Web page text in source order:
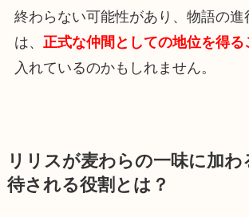
終わらない可能性があり、物語の進
は、 正式な仲間としての地位を得る
入れているのかもしれません。
リリスが麦わらの一味に加わ
待される役割とは？